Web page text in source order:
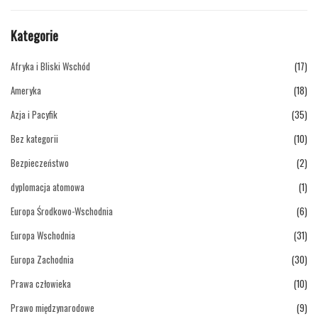
Kategorie
Afryka i Bliski Wschód
(17)
Ameryka
(18)
Azja i Pacyfik
(35)
Bez kategorii
(10)
Bezpieczeństwo
(2)
dyplomacja atomowa
(1)
Europa Środkowo-Wschodnia
(6)
Europa Wschodnia
(31)
Europa Zachodnia
(30)
Prawa człowieka
(10)
Prawo międzynarodowe
(9)